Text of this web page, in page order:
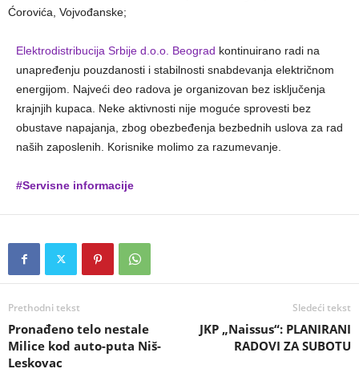
Ćorovića, Vojvođanske;
Elektrodistribucija Srbije d.o.o. Beograd kontinuirano radi na
unapređenju pouzdanosti i stabilnosti snabdevanja električnom
energijom. Najveći deo radova je organizovan bez isključenja
krajnjih kupaca. Neke aktivnosti nije moguće sprovesti bez
obustave napajanja, zbog obezbeđenja bezbednih uslova za rad
naših zaposlenih. Korisnike molimo za razumevanje.
#Servisne informacije
Prethodni tekst
Pronađeno telo nestale
Milice kod auto-puta Niš-
Leskovac
Sledeći tekst
JKP „Naissus“: PLANIRANI
RADOVI ZA SUBOTU